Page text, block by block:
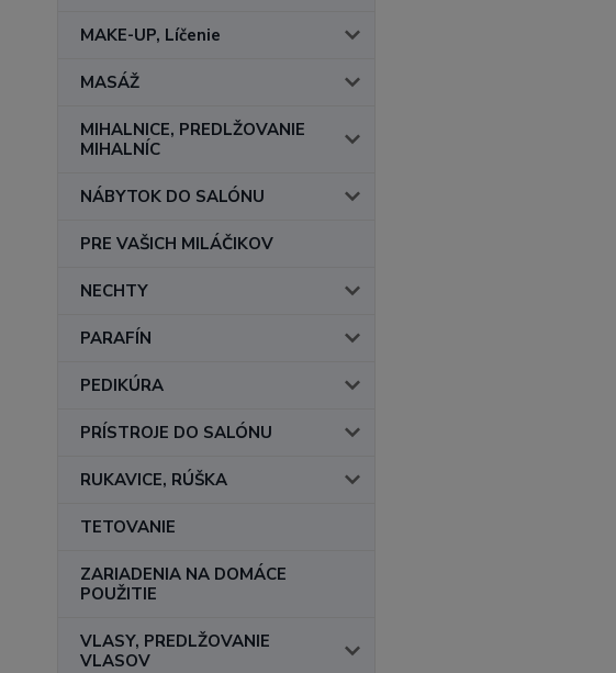
MAKE-UP, Líčenie
MASÁŽ
MIHALNICE, PREDLŽOVANIE
MIHALNÍC
NÁBYTOK DO SALÓNU
PRE VAŠICH MILÁČIKOV
NECHTY
PARAFÍN
PEDIKÚRA
PRÍSTROJE DO SALÓNU
RUKAVICE, RÚŠKA
TETOVANIE
ZARIADENIA NA DOMÁCE
POUŽITIE
VLASY, PREDLŽOVANIE
VLASOV